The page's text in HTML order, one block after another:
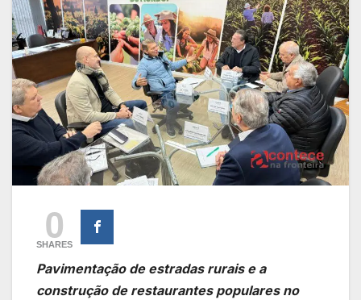
0
SHARES
Pavimentação de estradas rurais e a
construção de restaurantes populares no